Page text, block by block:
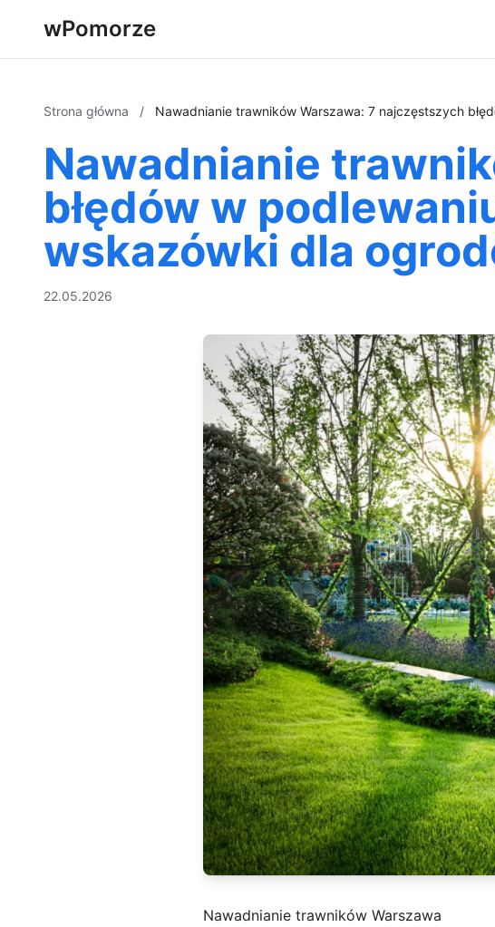
wPomorze
Strona główna / Nawadnianie trawników Warszawa: 7 najczęstszych
Nawadnianie
błędów w
wskazówki dla
22.05.2026
Nawadnianie trawników Warszawa